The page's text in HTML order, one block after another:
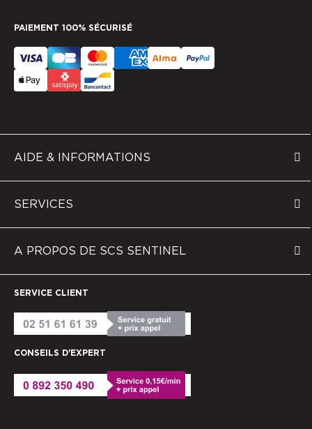
AIDE & INFORMATIONS
SERVICES
A PROPOS DE SCS SENTINEL
SERVICE CLIENT
CONSEILS D'EXPERT
PAIEMENT 100% SÉCURISÉ